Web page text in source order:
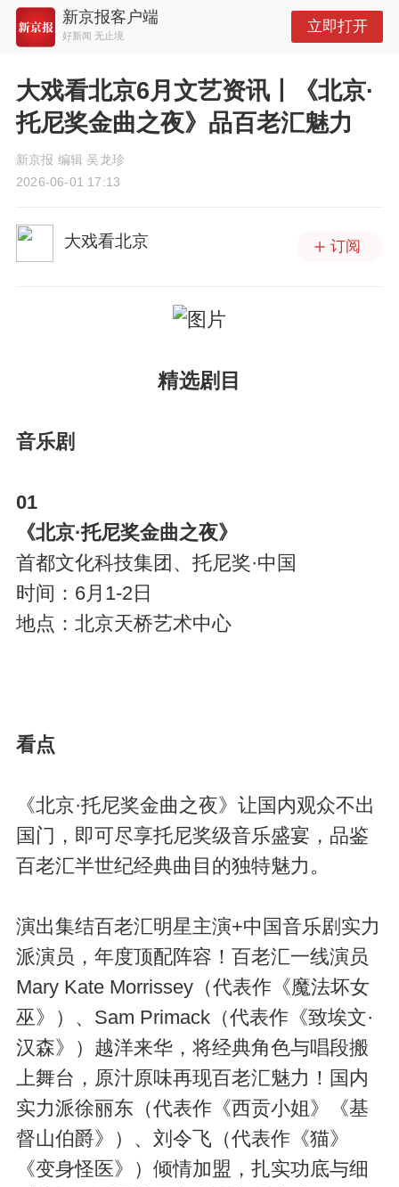
新京报客户端
好新闻 无止境
立即打开
大戏看北京6月文艺资讯丨《北京·
托尼奖金曲之夜》品百老汇魅力
新京报 编辑 吴龙珍
2026-06-01 17:13
大戏看北京 订阅
精选剧目
音乐剧
01
《北京·托尼奖金曲之夜》
首都文化科技集团、托尼奖·中国
时间：6月1-2日
地点：北京天桥艺术中心
看点
《北京·托尼奖金曲之夜》让国内观众不出
国门，即可尽享托尼奖级音乐盛宴，品鉴
百老汇半世纪经典曲目的独特魅力。
演出集结百老汇明星主演+中国音乐剧实力
派演员，年度顶配阵容！百老汇一线演员
Mary Kate Morrissey（代表作《魔法坏女
巫》）、Sam Primack（代表作《致埃文·
汉森》）越洋来华，将经典角色与唱段搬
上舞台，原汁原味再现百老汇魅力！国内
实力派徐丽东（代表作《西贡小姐》《基
督山伯爵》）、刘令飞（代表作《猫》
《变身怪医》）倾情加盟，扎实功底与细